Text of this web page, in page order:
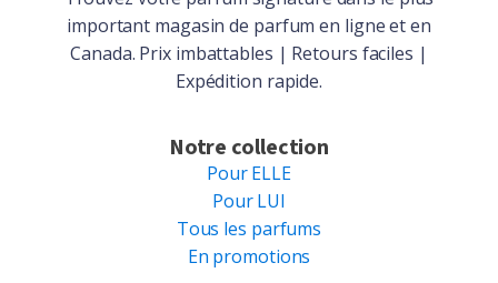
important magasin de parfum en ligne et en
Canada. Prix imbattables | Retours faciles |
Expédition rapide.
Notre collection
Pour ELLE
Pour LUI
Tous les parfums
En promotions